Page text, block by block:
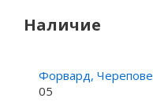
Наличие
Форвард,
05